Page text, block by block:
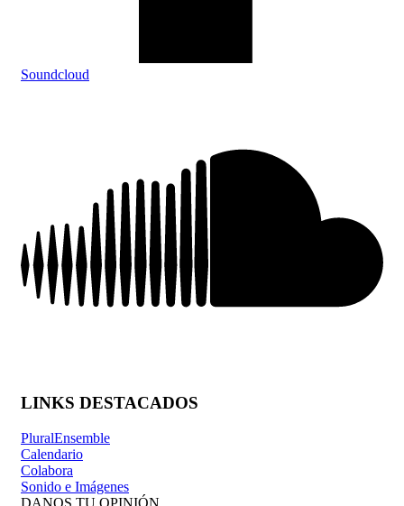
Soundcloud
LINKS DESTACADOS
PluralEnsemble
Calendario
Colabora
Sonido e Imágenes
DANOS TU OPINIÓN